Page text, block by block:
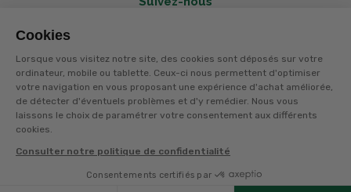
Cookies
Lorsque vous visitez notre site, des cookies sont déposés sur votre
ordinateur, mobile ou tablette. Ceux-ci nous permettent d'optimiser
votre navigation en vous proposant une expérience d'achat améliorée,
de détecter d'éventuels problèmes et d'y remédier. Nous vous
laissons le choix de paramétrer votre consentement aux différents
cookies.
Consulter notre politique de confidentialité
Consentements certifiés par
© Terres et eaux 2026
Politique de confidentialité
Mentions légales
CGV